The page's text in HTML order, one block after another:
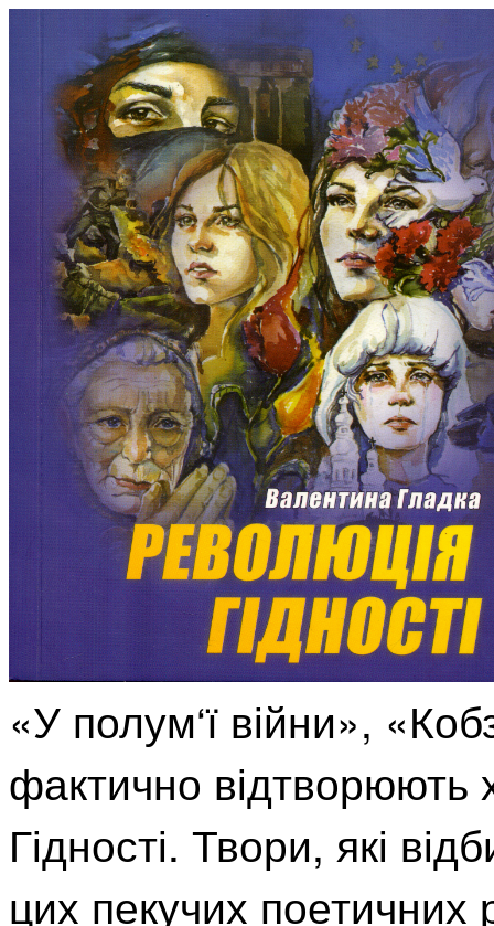
«У полум‘ї війни»,
фактично відтворюють
Гідності. Твори, які
цих пекучих поетичних